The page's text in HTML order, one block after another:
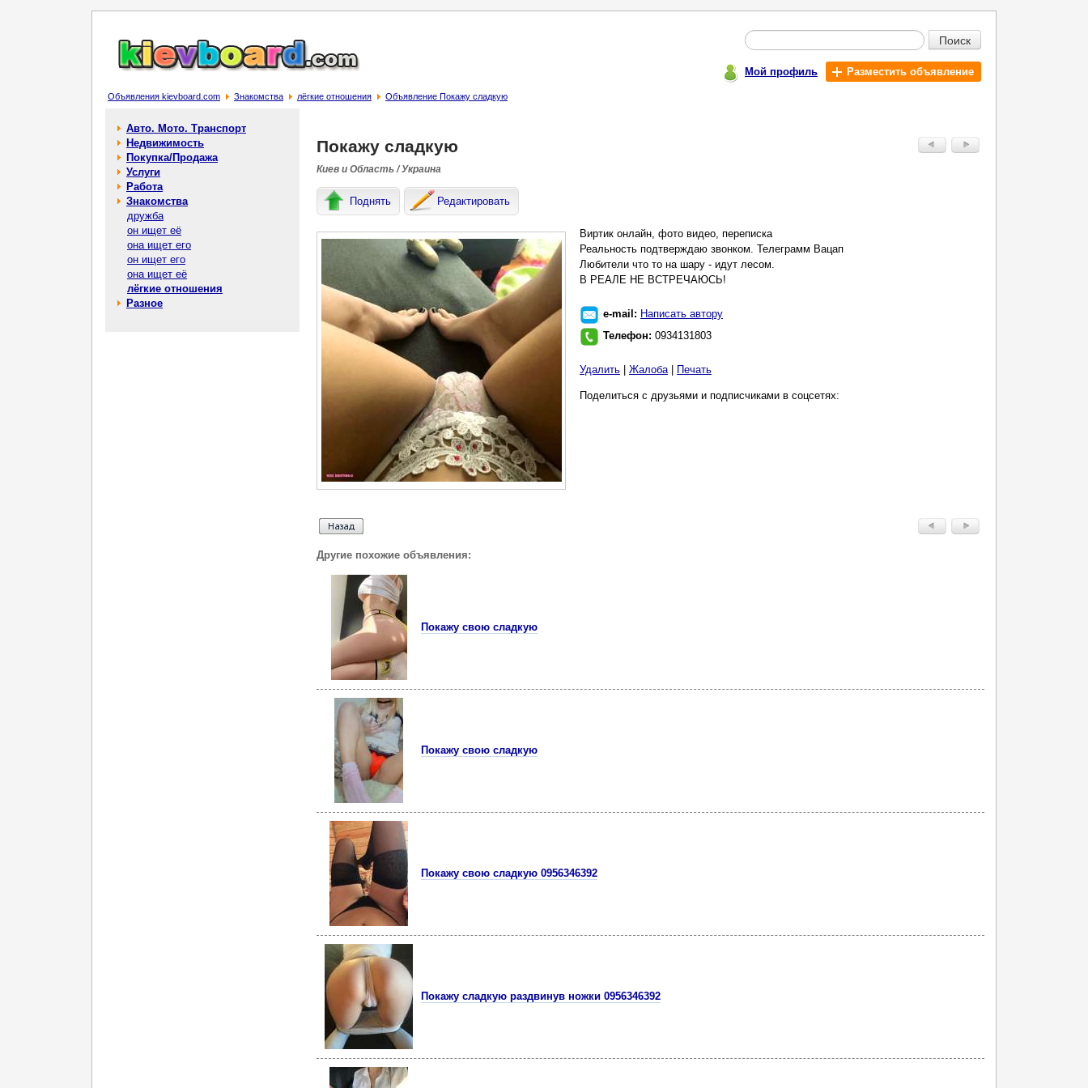
Поиск
Мой профиль Разместить объявление
Объявления kievboard.com Знакомства лёгкие отношения Объявление Покажу сладкую
Авто. Мото. Транспорт
Недвижимость
Покупка/Продажа
Услуги
Работа
Знакомства
дружба
он ищет её
она ищет его
он ищет его
она ищет её
лёгкие отношения
Разное
Покажу сладкую
Киев и Область / Украина
Поднять Редактировать
Виртик онлайн, фото видео, переписка
Реальность подтверждаю звонком. Teлегpaмм Вацап
Любители что то на шару - идут лесом.
В РЕАЛЕ НЕ ВСТРЕЧАЮСЬ!
e-mail: Написать автору
Телефон: 0934131803
Удалить Жалоба| Печать
Поделиться с друзьями и подписчиками в соцсетях:
Другие похожие объявления:
Покажу свою сладкую
Покажу свою сладкую
Покажу свою сладкую 0956346392
Покажу сладкую раздвинув ножки 0956346392